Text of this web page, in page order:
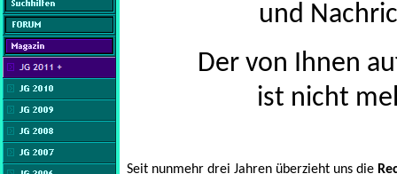
und
Der von Ihnen
ist nicht
Seit nunmehr drei Jahren überzieht uns die